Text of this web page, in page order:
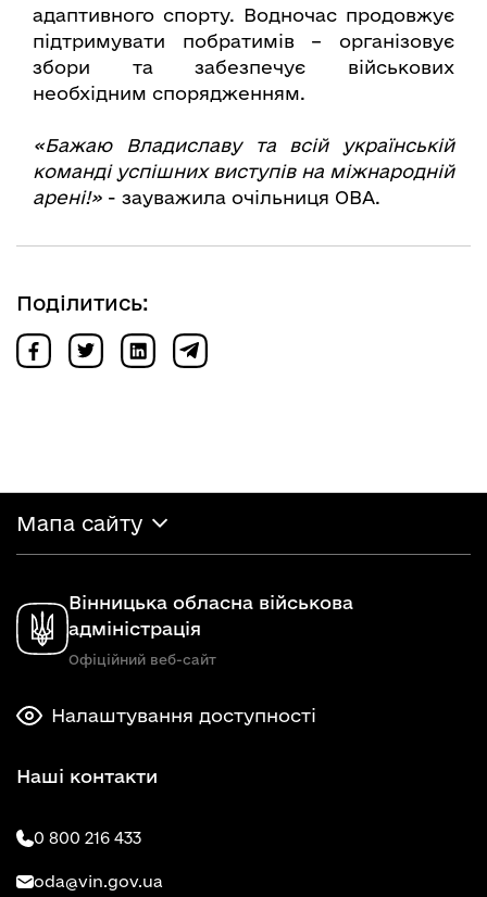
адаптивного спорту. Водночас продовжує
підтримувати побратимів – організовує
збори та забезпечує військових
необхідним спорядженням.
«Бажаю Владиславу та всій українській
команді успішних виступів на міжнародній
арені!» - зауважила очільниця ОВА.
Поділитись:
Мапа сайту
Вінницька обласна військова
адміністрація
Офіційний веб-сайт
Налаштування доступності
Наші контакти
0 800 216 433
oda@vin.gov.ua